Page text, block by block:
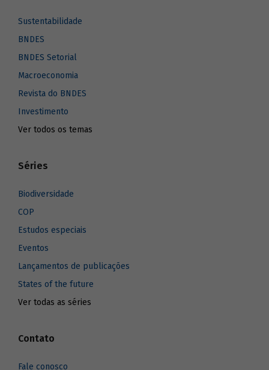
Sustentabilidade
BNDES
BNDES Setorial
Macroeconomia
Revista do BNDES
Investimento
Ver todos os temas
Séries
Biodiversidade
COP
Estudos especiais
Eventos
Lançamentos de publicações
States of the future
Ver todas as séries
Contato
Fale conosco